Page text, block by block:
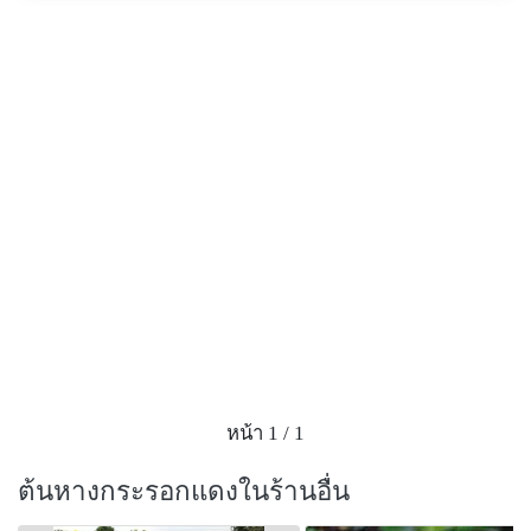
หน้า 1 / 1
ต้นหางกระรอกแดงในร้านอื่น